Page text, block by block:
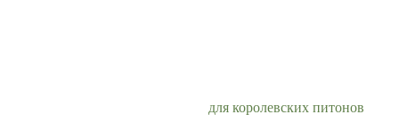
для королевских питонов